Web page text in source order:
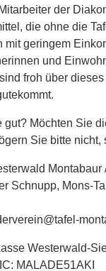
der
die ohne die
mit geringem
und
froh über
Möchten Sie
Sie bitte nicht,
Montabaur
Schnupp, Mons-
Westerwald-
MALADE51AKI